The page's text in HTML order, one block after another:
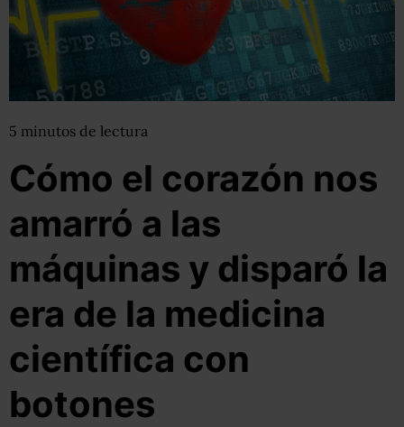
5 minutos de lectura
Cómo el corazón nos
amarró a las
máquinas y disparó la
era de la medicina
científica con
botones